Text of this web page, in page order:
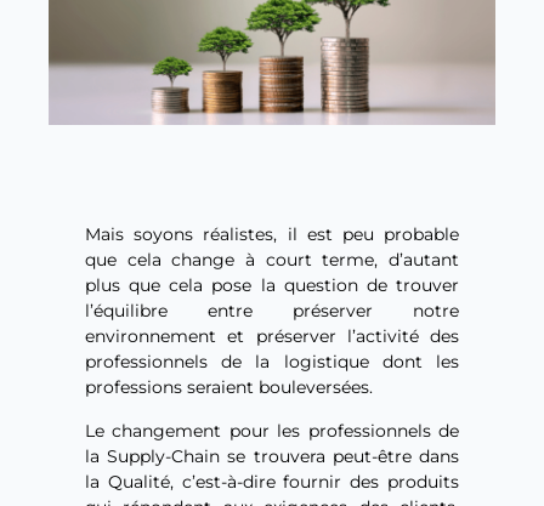
Mais soyons réalistes, il est peu probable
que cela change à court terme, d’autant
plus que cela pose la question de trouver
l’équilibre entre préserver notre
environnement et préserver l’activité des
professionnels de la logistique dont les
professions seraient bouleversées.
Le changement pour les professionnels de
la Supply-Chain se trouvera peut-être dans
la Qualité, c’est-à-dire fournir des produits